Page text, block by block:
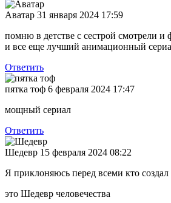
Аватар 31 января 2024 17:59
помню в детстве с сестрой смотрели и
и все еще лучший анимационный
Ответить
пятка тоф 6 февраля 2024 17:47
мощный сериал
Ответить
Шедевр 15 февраля 2024 08:22
Я приклоняюсь перед всеми кто создал
это Шедевр человечества